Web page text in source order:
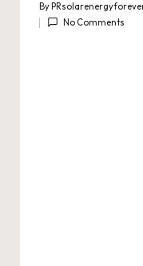
Posted
by
By
No Comments